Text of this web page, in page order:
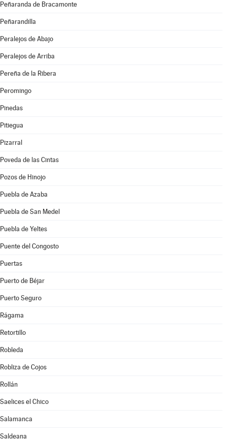
Peñaranda de Bracamonte
Peñarandilla
Peralejos de Abajo
Peralejos de Arriba
Pereña de la Ribera
Peromingo
Pinedas
Pitiegua
Pizarral
Poveda de las Cintas
Pozos de Hinojo
Puebla de Azaba
Puebla de San Medel
Puebla de Yeltes
Puente del Congosto
Puertas
Puerto de Béjar
Puerto Seguro
Rágama
Retortillo
Robleda
Robliza de Cojos
Rollán
Saelices el Chico
Salamanca
Saldeana